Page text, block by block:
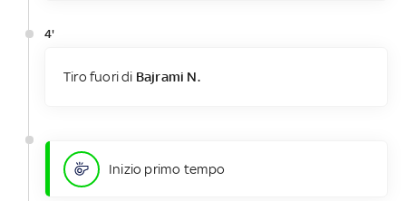
4'
Tiro fuori di Bajrami N.
Inizio primo tempo